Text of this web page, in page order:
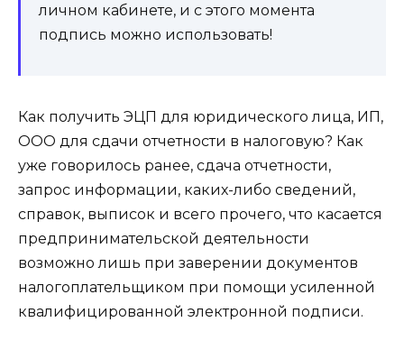
личном кабинете, и с этого момента
подпись можно использовать!
Как получить ЭЦП для юридического лица, ИП,
ООО для сдачи отчетности в налоговую? Как
уже говорилось ранее, сдача отчетности,
запрос информации, каких-либо сведений,
справок, выписок и всего прочего, что касается
предпринимательской деятельности
возможно лишь при заверении документов
налогоплательщиком при помощи усиленной
квалифицированной электронной подписи.